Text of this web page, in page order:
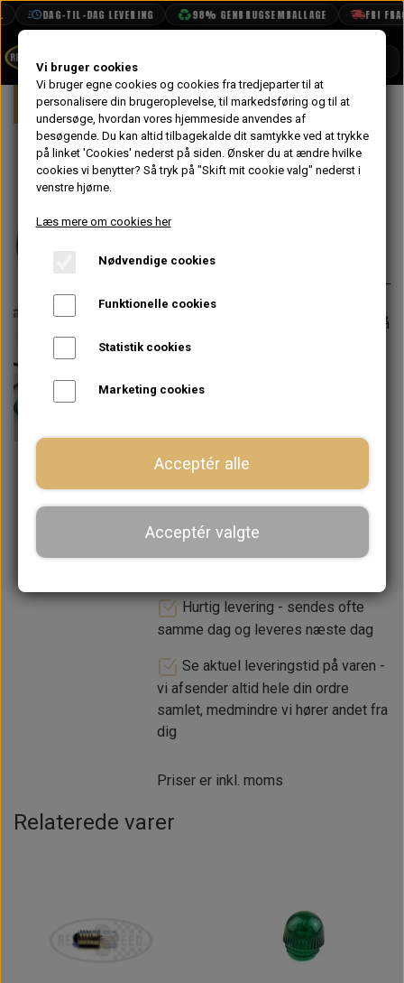
DAG-TIL-DAG LEVERING 98% GENBRUGSEMBALLAGE FRI
BOOK TID
PROJEKTER
TEKNISK DATA
VANDPOLERING
Forside Mini Elektrisk System Lygter &
På lager
Blink Kontakt
Varenummer: 2A6215
Varen er på
lager. 1-2 dages leveringstid
−
LÆG I KURV
Dansk webshop, kundeservice
Hurtig levering - sendes ofte
samme dag og leveres næste dag
Se aktuel leveringstid på varen -
vi afsender altid hele din ordre
samlet, medmindre vi hører andet fra
dig
Priser er inkl. moms
Relaterede varer
Vi bruger cookies
Vi bruger egne cookies og cookies fra tredjeparter til at
personalisere din brugeroplevelse, til markedsføring og til at
undersøge, hvordan vores hjemmeside anvendes af
besøgende. Du kan altid tilbagekalde dit samtykke ved at trykke
på linket 'Cookies' nederst på siden. Ønsker du at ændre hvilke
cookies vi benytter? Så tryk på "Skift mit cookie valg" nederst i
venstre hjørne.
Læs mere om cookies her
Nødvendige cookies
Funktionelle cookies
Statistik cookies
Marketing cookies
Acceptér alle
Acceptér valgte